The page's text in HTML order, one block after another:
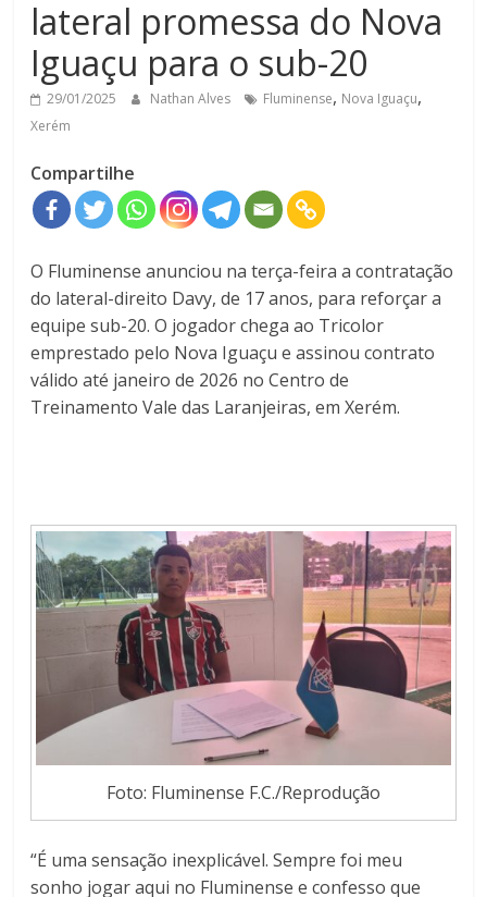
lateral promessa do Nova
Iguaçu para o sub-20
29/01/2025 Nathan Alves Fluminense, Nova Iguaçu,
Xerém
Compartilhe
O Fluminense anunciou na terça-feira a contratação
do lateral-direito Davy, de 17 anos, para reforçar a
equipe sub-20. O jogador chega ao Tricolor
emprestado pelo Nova Iguaçu e assinou contrato
válido até janeiro de 2026 no Centro de
Treinamento Vale das Laranjeiras, em Xerém.
Foto: Fluminense F.C./Reprodução
“É uma sensação inexplicável. Sempre foi meu
sonho jogar aqui no Fluminense e confesso que